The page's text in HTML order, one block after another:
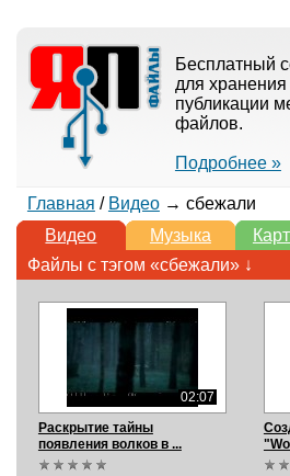
Бесплатный
для хранения
публикации
файлов.
Подробнее »
Главная / Видео→ сбежали
Видео
Музыка
Файлы с тэгом «сбежали» ↓
02:07
Раскрытие тайны
появления волков в ...